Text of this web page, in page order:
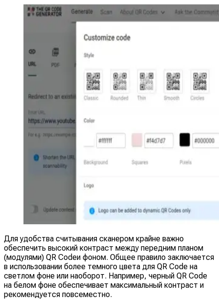
Для удобства считывания сканером крайне важно
обеспечить высокий контраст между передним планом
(модулями) QR Codeи фоном. Общее правило заключается
в использовании более темного цвета для QR Code на
светлом фоне или наоборот. Например, черный QR Code
на белом фоне обеспечивает максимальный контраст и
рекомендуется повсеместно.